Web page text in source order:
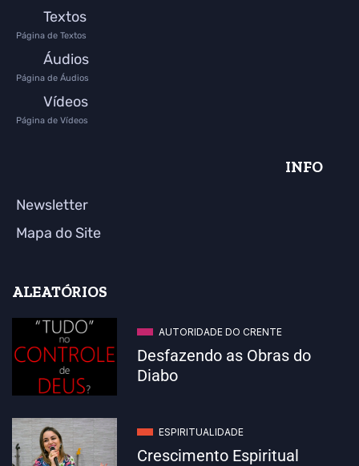
Textos
Página de Textos
Áudios
Página de Áudios
Vídeos
Página de Vídeos
INFO
Newsletter
Mapa do Site
ALEATÓRIOS
AUTORIDADE DO CRENTE
Desfazendo as Obras do
Diabo
ESPIRITUALIDADE
Crescimento Espiritual